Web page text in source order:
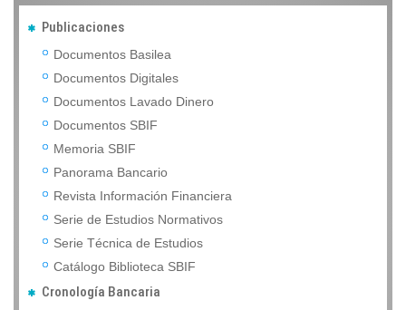
Publicaciones
Documentos Basilea
Documentos Digitales
Documentos Lavado Dinero
Documentos SBIF
Memoria SBIF
Panorama Bancario
Revista Información Financiera
Serie de Estudios Normativos
Serie Técnica de Estudios
Catálogo Biblioteca SBIF
Cronología Bancaria